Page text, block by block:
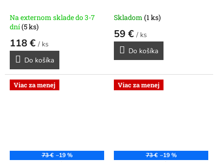
Na externom sklade do 3-7
dní(5 ks)
118 € / ks
Do košíka
Skladom (1 ks)
59 € / ks
Do košíka
Viac za menej
73 € –19 %
Viac za menej
73 € –19 %